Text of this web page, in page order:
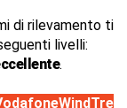
di rilevamento ti
livelli:
.
WindTre